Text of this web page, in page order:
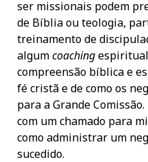
ser missionais podem
de Bíblia ou teologia,
treinamento de
algumcoaching
compreensão bíblica e
fé cristã e de como os
para a Grande
com um chamado para
como administrar um
sucedido.